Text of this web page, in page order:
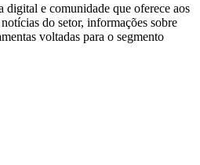
e comunidade que oferece aos
do setor, informações sobre
voltadas para o segmento